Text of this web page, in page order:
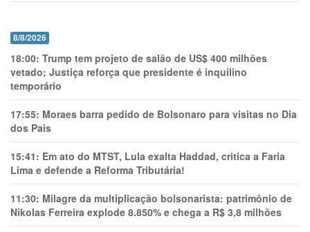
8/8/2026
18:00: Trump tem projeto de salão de US$ 400 milhões
vetado; Justiça reforça que presidente é inquilino
temporário
17:55: Moraes barra pedido de Bolsonaro para visitas no Dia
dos Pais
15:41: Em ato do MTST, Lula exalta Haddad, critica a Faria
Lima e defende a Reforma Tributária!
11:30: Milagre da multiplicação bolsonarista: patrimônio de
Nikolas Ferreira explode 8.850% e chega a R$ 3,8 milhões